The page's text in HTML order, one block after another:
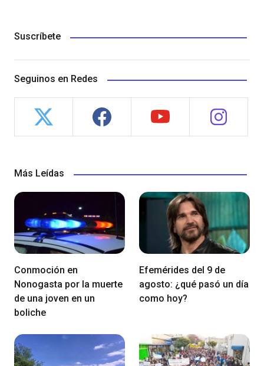
Suscríbete
Seguinos en Redes
Más Leídas
Conmoción en
Nonogasta por la muerte
de una joven en un
boliche
Efemérides del 9 de
agosto: ¿qué pasó un día
como hoy?